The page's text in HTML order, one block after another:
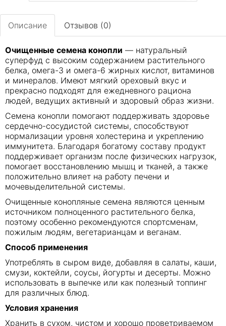
Описание Отзывов (0)
Очищенные семена конопли — натуральный
суперфуд с высоким содержанием растительного
белка, омега-3 и омега-6 жирных кислот, витаминов
и минералов. Имеют мягкий ореховый вкус и
прекрасно подходят для ежедневного рациона
людей, ведущих активный и здоровый образ жизни.
Семена конопли помогают поддерживать здоровье
сердечно-сосудистой системы, способствуют
нормализации уровня холестерина и укреплению
иммунитета. Благодаря богатому составу продукт
поддерживает организм после физических нагрузок,
помогает восстановлению мышц и тканей, а также
положительно влияет на работу печени и
мочевыделительной системы.
Очищенные конопляные семена являются ценным
источником полноценного растительного белка,
поэтому особенно рекомендуются спортсменам,
пожилым людям, вегетарианцам и веганам.
Способ применения
Употреблять в сыром виде, добавляя в салаты, каши,
смузи, коктейли, соусы, йогурты и десерты. Можно
использовать в выпечке или как полезный топпинг
для различных блюд.
Условия хранения
Хранить в сухом, чистом и хорошо проветриваемом